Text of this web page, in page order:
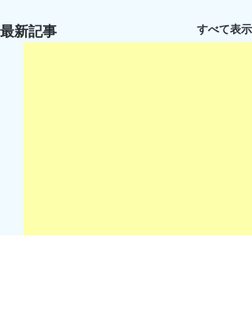
最新記事 すべて表示